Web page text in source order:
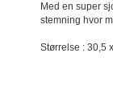
Med en super
stemning hvor
Størrelse : 30,5